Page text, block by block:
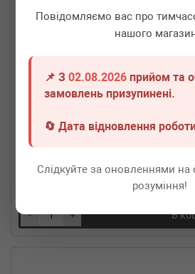
Повідомляємо вас про
нашого
📌 З02.08.2026 прийом та
замовлень призупинені.
🔄 Дата відновлення
Слідкуйте за оновленнями на
розуміння!
- + В